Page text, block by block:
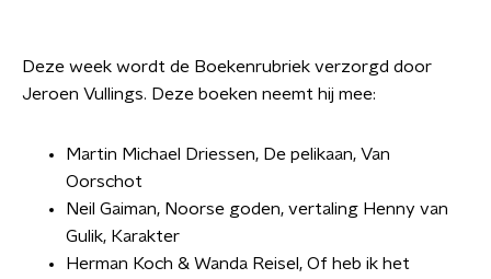
Deze week wordt de Boekenrubriek verzorgd door
Jeroen Vullings. Deze boeken neemt hij mee:
Martin Michael Driessen, De pelikaan, Van
Oorschot
Neil Gaiman, Noorse goden, vertaling Henny van
Gulik, Karakter
Herman Koch & Wanda Reisel, Of heb ik het